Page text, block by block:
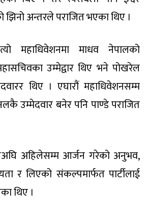
अन्तरले पराजित भएका थिए ।
महाधिवेशनमा माधव नेपालको
उम्मेद्वार थिए भने पोखरेल
थिए । एघारौं महाधिवेशनसम्म
उम्मेदवार बनेर पनि पाण्डे पराजित
अहिलेसम्म आर्जन गरेको अनुभव,
र लिएको संकल्पमार्फत पार्टीलाई
थिए ।